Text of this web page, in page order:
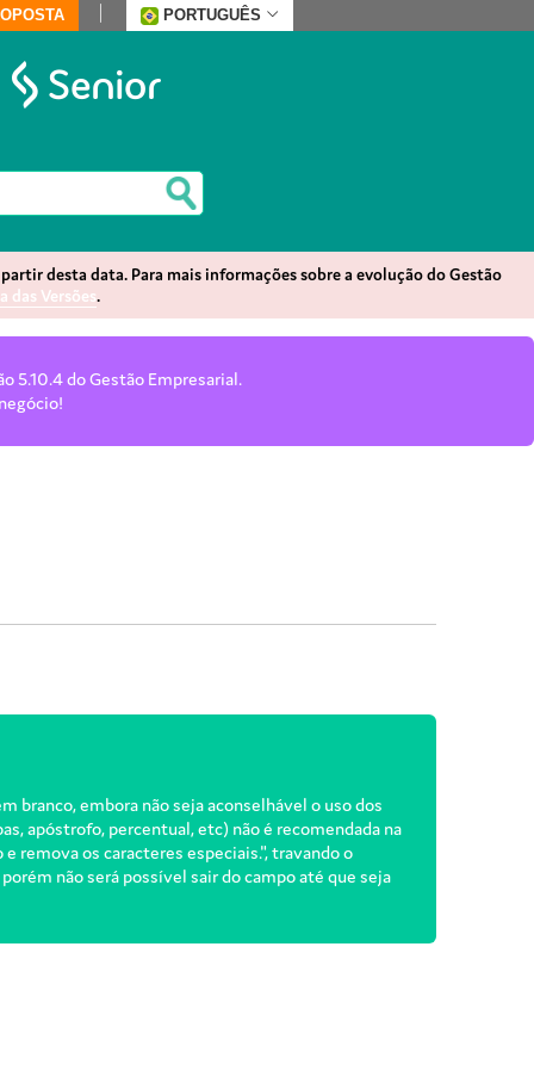
PORTUGUÊS
desta data. Para mais informações sobre a evolução do Gestão
das Versões.
5.10.4 do Gestão Empresarial.
branco, embora não seja aconselhável o uso dos
apóstrofo, percentual, etc) não é recomendada na
remova os caracteres especiais.", travando o
não será possível sair do campo até que seja